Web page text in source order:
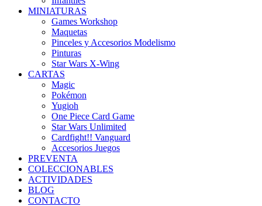
MINIATURAS
Games Workshop
Maquetas
Pinceles y Accesorios Modelismo
Pinturas
Star Wars X-Wing
CARTAS
Magic
Pokémon
Yugioh
One Piece Card Game
Star Wars Unlimited
Cardfight!! Vanguard
Accesorios Juegos
PREVENTA
COLECCIONABLES
ACTIVIDADES
BLOG
CONTACTO